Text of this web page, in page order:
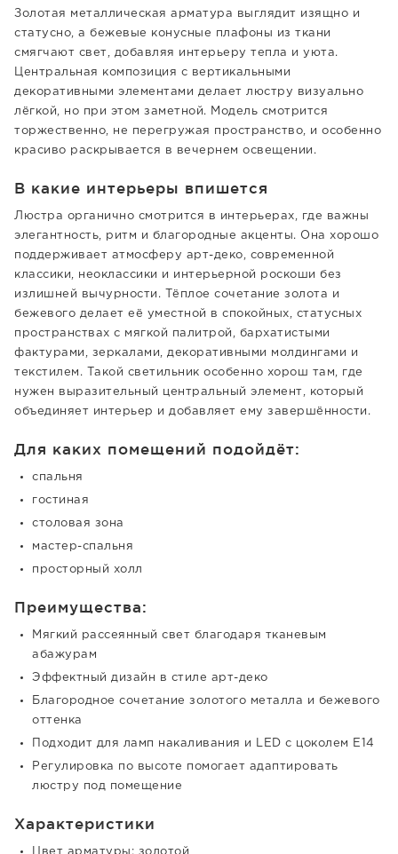
Золотая металлическая арматура выглядит изящно и
статусно, а бежевые конусные плафоны из ткани
смягчают свет, добавляя интерьеру тепла и уюта.
Центральная композиция с вертикальными
декоративными элементами делает люстру визуально
лёгкой, но при этом заметной. Модель смотрится
торжественно, не перегружая пространство, и особенно
красиво раскрывается в вечернем освещении.
В какие интерьеры впишется
Люстра органично смотрится в интерьерах, где важны
элегантность, ритм и благородные акценты. Она хорошо
поддерживает атмосферу арт-деко, современной
классики, неоклассики и интерьерной роскоши без
излишней вычурности. Тёплое сочетание золота и
бежевого делает её уместной в спокойных, статусных
пространствах с мягкой палитрой, бархатистыми
фактурами, зеркалами, декоративными молдингами и
текстилем. Такой светильник особенно хорош там, где
нужен выразительный центральный элемент, который
объединяет интерьер и добавляет ему завершённости.
Для каких помещений подойдёт:
спальня
гостиная
столовая зона
мастер-спальня
просторный холл
Преимущества:
Мягкий рассеянный свет благодаря тканевым
абажурам
Эффектный дизайн в стиле арт-деко
Благородное сочетание золотого металла и бежевого
оттенка
Подходит для ламп накаливания и LED с цоколем E14
Регулировка по высоте помогает адаптировать
люстру под помещение
Характеристики
Цвет арматуры: золотой